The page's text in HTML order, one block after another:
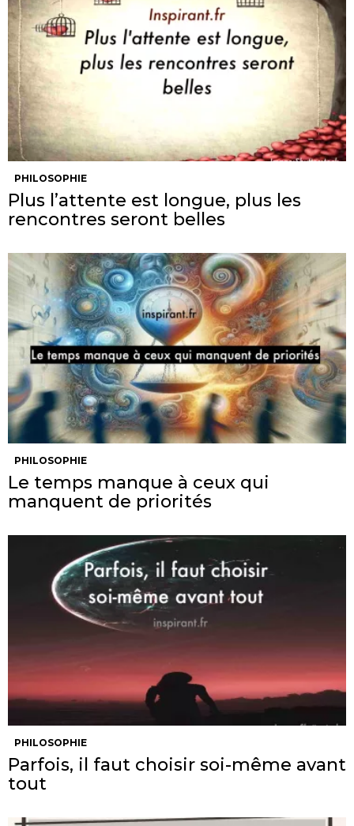
PHILOSOPHIE
Plus l’attente est longue, plus les
rencontres seront belles
PHILOSOPHIE
Le temps manque à ceux qui
manquent de priorités
PHILOSOPHIE
Parfois, il faut choisir soi-même avant
tout